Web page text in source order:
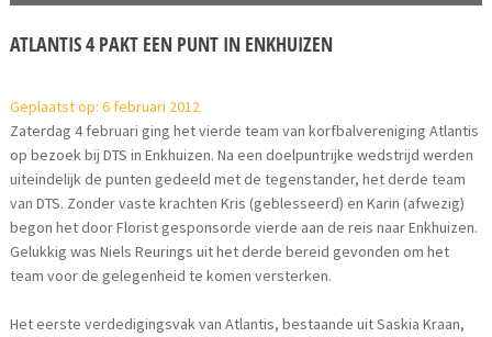
ATLANTIS 4 PAKT EEN PUNT IN ENKHUIZEN
Geplaatst op: 6 februari 2012
Zaterdag 4 februari ging het vierde team van korfbalvereniging Atlantis
op bezoek bij DTS in Enkhuizen. Na een doelpuntrijke wedstrijd werden
uiteindelijk de punten gedeeld met de tegenstander, het derde team
van DTS. Zonder vaste krachten Kris (geblesseerd) en Karin (afwezig)
begon het door Florist gesponsorde vierde aan de reis naar Enkhuizen.
Gelukkig was Niels Reurings uit het derde bereid gevonden om het
team voor de gelegenheid te komen versterken.
Het eerste verdedigingsvak van Atlantis, bestaande uit Saskia Kraan,